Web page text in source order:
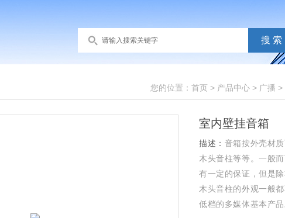
您的位置： 首页 > 产品中心 > 广播 >
室内壁挂音箱
描述： 音箱按外壳材
木头音柱等等。一般
有一定的保证，但是
木头音柱的外观一般
低档的多媒体基本产